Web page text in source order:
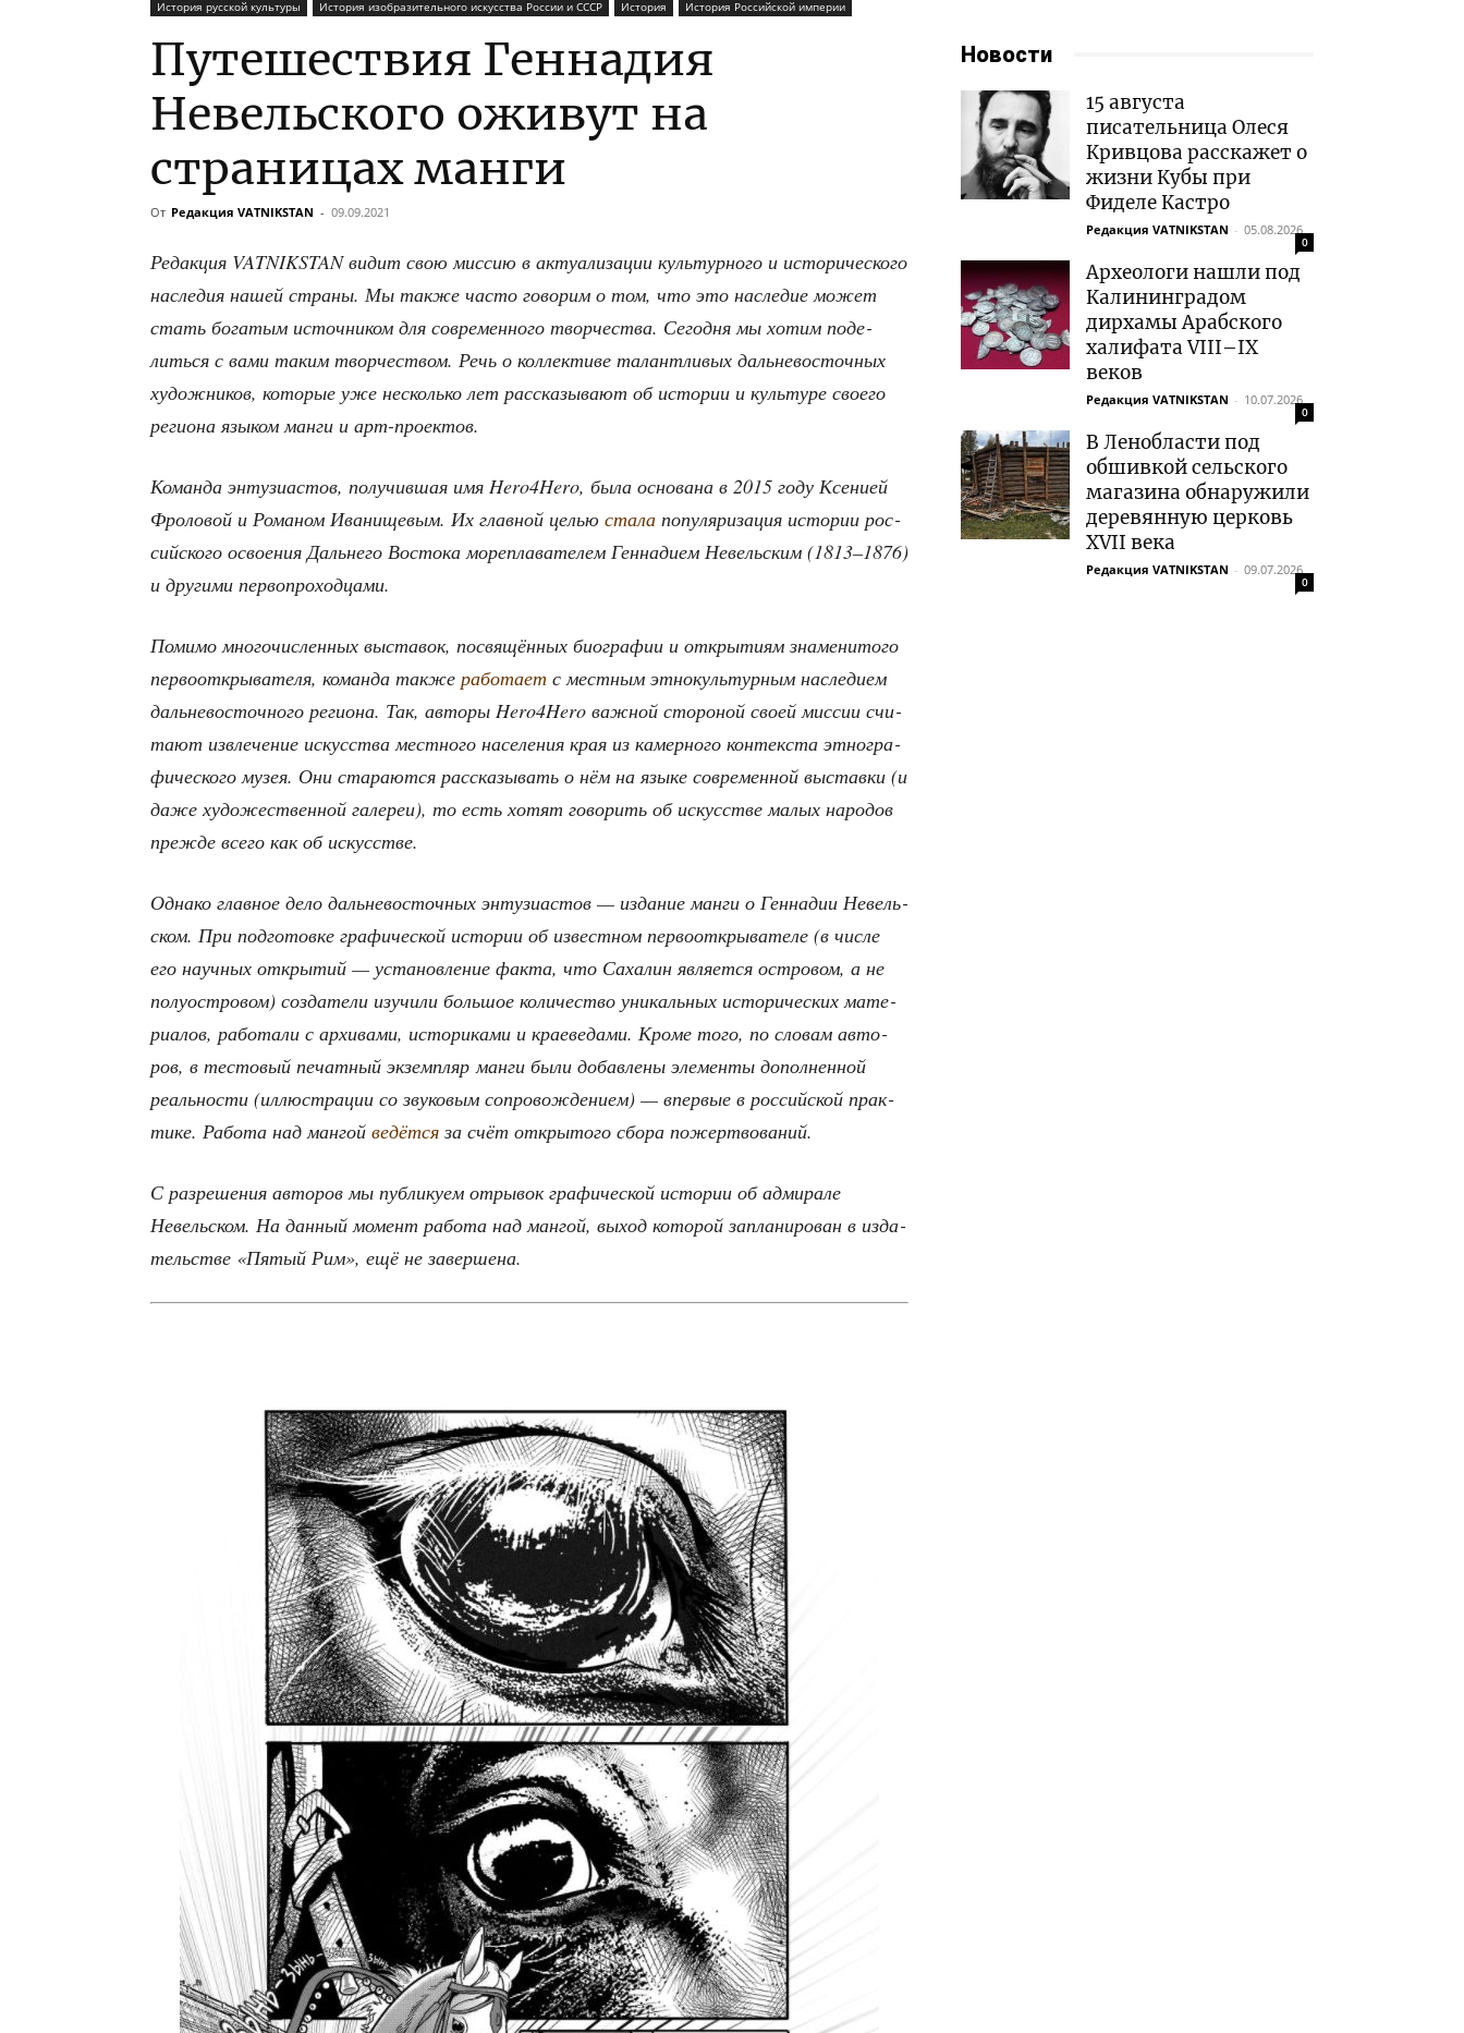
История русской культуры История изобразительного искусства России и СССР История История Российской империи
Путешествия Геннадия
Невельского оживут на
страницах манги
От Редакция VATNIKSTAN - 09.09.2021
Редак­ция VATNIKSTAN видит свою мис­сию в акту­а­ли­за­ции куль­тур­но­го и исто­ри­че­ско­го
насле­дия нашей стра­ны. Мы так­же часто гово­рим о том, что это насле­дие может
стать бога­тым источ­ни­ком для совре­мен­но­го твор­че­ства. Сего­дня мы хотим поде­
лить­ся с вами таким твор­че­ством. Речь о кол­лек­ти­ве талант­ли­вых даль­не­во­сточ­ных
худож­ни­ков, кото­рые уже несколь­ко лет рас­ска­зы­ва­ют об исто­рии и куль­ту­ре сво­е­го
реги­о­на язы­ком ман­ги и арт-проектов.
Коман­да энту­зи­а­стов, полу­чив­шая имя Hero4Hero, была осно­ва­на в 2015 году Ксе­ни­ей
Фро­ло­вой и Рома­ном Ива­ни­ще­вым. Их глав­ной целью ста­ла попу­ля­ри­за­ция исто­рии рос­
сий­ско­го осво­е­ния Даль­не­го Восто­ка море­пла­ва­те­лем Ген­на­ди­ем Невель­ским (1813–1876)
и дру­ги­ми первопроходцами.
Поми­мо мно­го­чис­лен­ных выста­вок, посвя­щён­ных био­гра­фии и откры­ти­ям зна­ме­ни­то­го
пер­во­от­кры­ва­те­ля, коман­да так­же рабо­та­ет с мест­ным этно­куль­тур­ным насле­ди­ем
даль­не­во­сточ­но­го реги­о­на. Так, авто­ры Hero4Hero важ­ной сто­ро­ной сво­ей мис­сии счи­
та­ют извле­че­ние искус­ства мест­но­го насе­ле­ния края из камер­но­го кон­тек­ста этно­гра­
фи­че­ско­го музея. Они ста­ра­ют­ся рас­ска­зы­вать о нём на язы­ке совре­мен­ной выстав­ки (и
даже худо­же­ствен­ной гале­реи), то есть хотят гово­рить об искус­стве малых наро­дов
преж­де все­го как об искусстве.
Одна­ко глав­ное дело даль­не­во­сточ­ных энту­зи­а­стов — изда­ние ман­ги о Ген­на­дии Невель­
ском. При под­го­тов­ке гра­фи­че­ской исто­рии об извест­ном пер­во­от­кры­ва­те­ле (в чис­ле
его науч­ных откры­тий — уста­нов­ле­ние фак­та, что Саха­лин явля­ет­ся ост­ро­вом, а не
полу­ост­ро­вом) созда­те­ли изу­чи­ли боль­шое коли­че­ство уни­каль­ных исто­ри­че­ских мате­
ри­а­лов, рабо­та­ли с архи­ва­ми, исто­ри­ка­ми и кра­е­ве­да­ми. Кро­ме того, по сло­вам авто­
ров, в тесто­вый печат­ный экзем­пляр ман­ги были добав­ле­ны эле­мен­ты допол­нен­ной
реаль­но­сти (иллю­стра­ции со зву­ко­вым сопро­вож­де­ни­ем) — впер­вые в рос­сий­ской прак­
ти­ке. Рабо­та над ман­гой ведёт­ся за счёт откры­то­го сбо­ра пожертвований.
С раз­ре­ше­ния авто­ров мы пуб­ли­ку­ем отры­вок гра­фи­че­ской исто­рии об адми­ра­ле
Невель­ском. На дан­ный момент рабо­та над ман­гой, выход кото­рой запла­ни­ро­ван в изда­
тель­стве «Пятый Рим», ещё не завершена.
Новости
15 августа
писательница Олеся
Кривцова расскажет о
жизни Кубы при
Фиделе Кастро
Редакция VATNIKSTAN - 05.08.2026
0
Археологи нашли под
Калининградом
дирхамы Арабского
халифата VIII–IX
веков
Редакция VATNIKSTAN - 10.07.2026
0
В Ленобласти под
обшивкой сельского
магазина обнаружили
деревянную церковь
XVII века
Редакция VATNIKSTAN - 09.07.2026
0